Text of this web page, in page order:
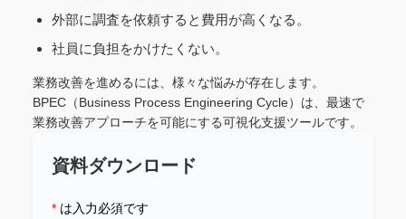
外部に調査を依頼すると費用が高くなる。
社員に負担をかけたくない。
業務改善を進めるには、様々な悩みが存在します。
BPEC（Business Process Engineering Cycle）は、最速で
業務改善アプローチを可能にする可視化支援ツールです。
資料ダウンロード
* は入力必須です